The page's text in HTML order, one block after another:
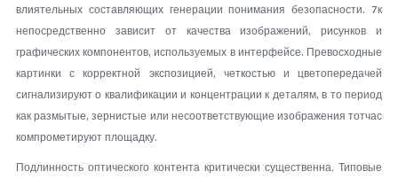
влиятельных составляющих генерации понимания безопасности. 7к
непосредственно зависит от качества изображений, рисунков и
графических компонентов, используемых в интерфейсе. Превосходные
картинки с корректной экспозицией, четкостью и цветопередачей
сигнализируют о квалификации и концентрации к деталям, в то период
как размытые, зернистые или несоответствующие изображения тотчас
компрометируют площадку.
Подлинность оптического контента критически существенна. Типовые